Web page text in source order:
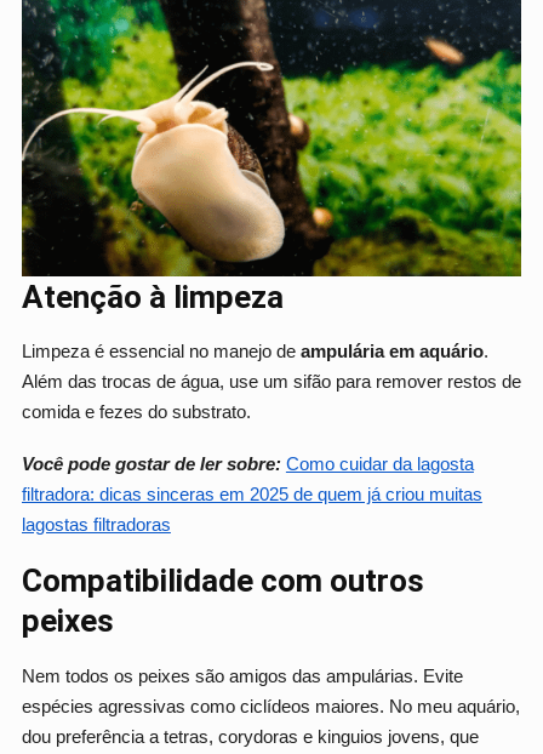
Atenção à limpeza
Limpeza é essencial no manejo de ampulária em aquário.
Além das trocas de água, use um sifão para remover restos de
comida e fezes do substrato.
Você pode gostar de ler sobre: Como cuidar da lagosta
filtradora: dicas sinceras em 2025 de quem já criou muitas
lagostas filtradoras
Compatibilidade com outros
peixes
Nem todos os peixes são amigos das ampulárias. Evite
espécies agressivas como ciclídeos maiores. No meu aquário,
dou preferência a tetras, corydoras e kinguios jovens, que